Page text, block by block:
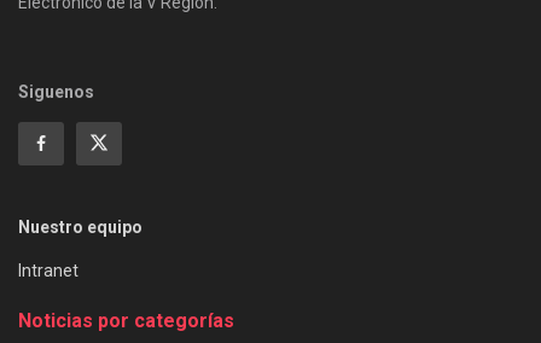
Siguenos
Nuestro equipo
Intranet
Noticias por categorías